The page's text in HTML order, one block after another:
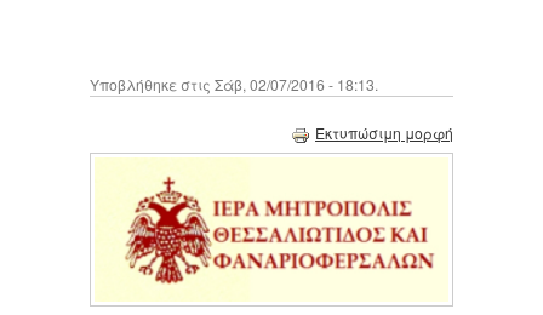
Υποβλήθηκε στις Σάβ, 02/07/2016 - 18:13.
Εκτυπώσιμη μορφή